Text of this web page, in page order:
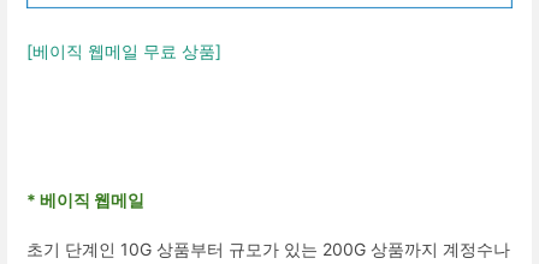
[베이직 웹메일 무료 상품]
* 베이직 웹메일
초기 단계인 10G 상품부터 규모가 있는 200G 상품까지 계정수나